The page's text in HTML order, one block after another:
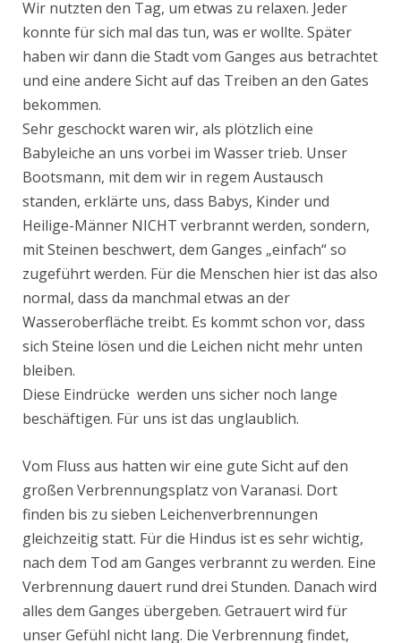
Wir nutzten den Tag, um etwas zu relaxen. Jeder
konnte für sich mal das tun, was er wollte. Später
haben wir dann die Stadt vom Ganges aus betrachtet
und eine andere Sicht auf das Treiben an den Gates
bekommen.
Sehr geschockt waren wir, als plötzlich eine
Babyleiche an uns vorbei im Wasser trieb. Unser
Bootsmann, mit dem wir in regem Austausch
standen, erklärte uns, dass Babys, Kinder und
Heilige-Männer NICHT verbrannt werden, sondern,
mit Steinen beschwert, dem Ganges „einfach“ so
zugeführt werden. Für die Menschen hier ist das also
normal, dass da manchmal etwas an der
Wasseroberfläche treibt. Es kommt schon vor, dass
sich Steine lösen und die Leichen nicht mehr unten
bleiben.
Diese Eindrücke werden uns sicher noch lange
beschäftigen. Für uns ist das unglaublich.
Vom Fluss aus hatten wir eine gute Sicht auf den
großen Verbrennungsplatz von Varanasi. Dort
finden bis zu sieben Leichenverbrennungen
gleichzeitig statt. Für die Hindus ist es sehr wichtig,
nach dem Tod am Ganges verbrannt zu werden. Eine
Verbrennung dauert rund drei Stunden. Danach wird
alles dem Ganges übergeben. Getrauert wird für
unser Gefühl nicht lang. Die Verbrennung findet,